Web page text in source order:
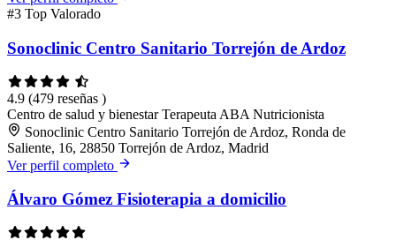
#3 Top Valorado
Sonoclinic Centro Sanitario Torrejón de Ardoz
4.9 (479 reseñas )
Centro de salud y bienestarTerapeuta ABA Nutricionista
Sonoclinic Centro Sanitario Torrejón de Ardoz, Ronda de
Saliente, 16, 28850 Torrejón de Ardoz, Madrid
Ver perfil completo
Álvaro Gómez Fisioterapia a domicilio